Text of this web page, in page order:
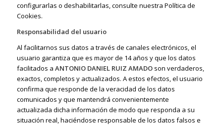
configurarlas o deshabilitarlas, consulte nuestra Política de
Cookies.
Responsabilidad del usuario
Al facilitarnos sus datos a través de canales electrónicos, el
usuario garantiza que es mayor de 14 años y que los datos
facilitados a ANTONIO DANIEL RUIZ AMADOson verdaderos,
exactos, completos y actualizados. A estos efectos, el usuario
confirma que responde de la veracidad de los datos
comunicados y que mantendrá convenientemente
actualizada dicha información de modo que responda a su
situación real, haciéndose responsable de los datos falsos e